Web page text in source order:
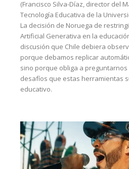
(Francisco Silva-Díaz, director del
Tecnología Educativa de la
La decisión de Noruega de
Artificial Generativa en la
discusión que Chile debiera
porque debamos replicar
sino porque obliga a
desafíos que estas herramientas
educativo.